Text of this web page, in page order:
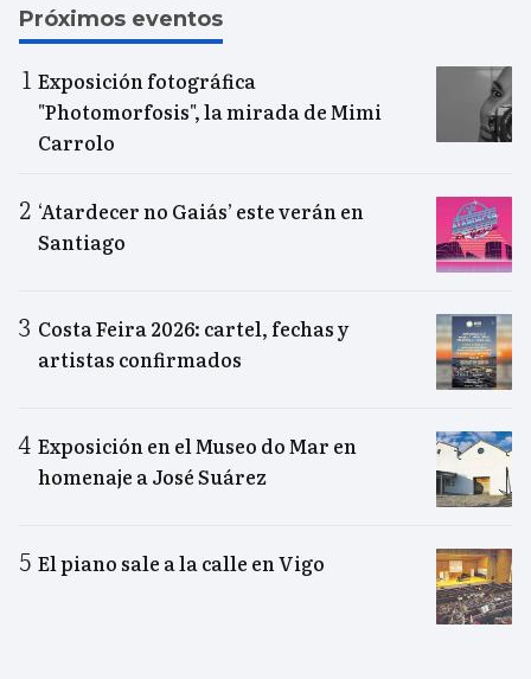
Próximos eventos
Exposición fotográfica
"Photomorfosis", la mirada de Mimi
Carrolo
‘Atardecer no Gaiás’ este verán en
Santiago
Costa Feira 2026: cartel, fechas y
artistas confirmados
Exposición en el Museo do Mar en
homenaje a José Suárez
El piano sale a la calle en Vigo